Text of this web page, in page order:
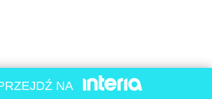
NA